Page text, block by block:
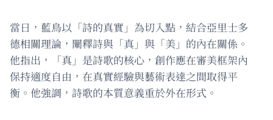
當日，藍鳥以「詩的真實」為切入點，結合亞里士多
德相關理論，闡釋詩與「真」與「美」的內在關係。
他指出，「真」是詩歌的核心，創作應在審美框架內
保持適度自由，在真實經驗與藝術表達之間取得平
衡。他強調，詩歌的本質意義重於外在形式。